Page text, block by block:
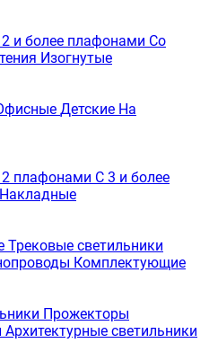
и более плафонами Со
Изогнутые
Детские На
плафонами С 3 и более
Накладные
Трековые светильники
Комплектующие
Прожекторы
Архитектурные светильники